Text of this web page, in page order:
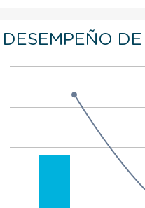
DESEMPEÑO